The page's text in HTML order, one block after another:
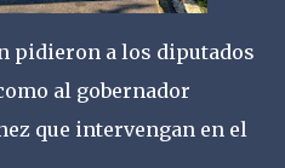
pidieron a los diputados
al gobernador
que intervengan en el